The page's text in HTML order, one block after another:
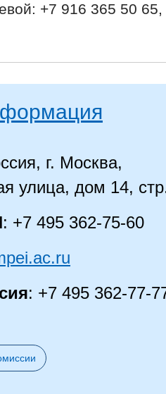
+7 916 365 50 65,
г. Москва,
улица, дом 14,
: +7 495 362-75-60
: +7 495 362-77-